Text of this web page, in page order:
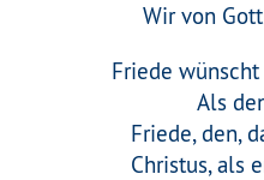
Wir von
Friede
Als
Friede, den,
Christus, als